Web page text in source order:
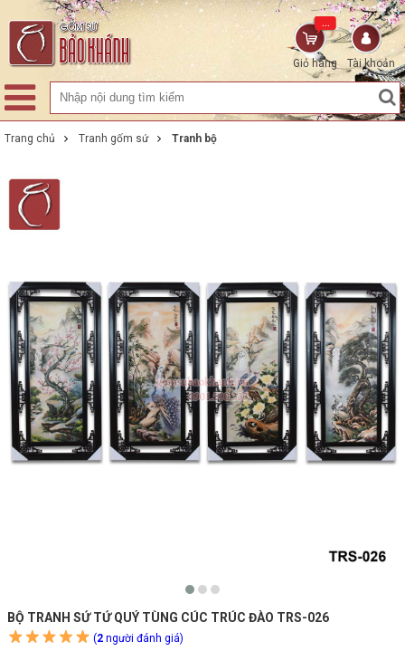
Tài khoản
Giỏ hàng
...
Trang chủ Tranh gốm sứ Tranh bộ
BỘ TRANH SỨ TỨ QUÝ TÙNG CÚC TRÚC ĐÀO TRS-026
(2 người đánh giá)